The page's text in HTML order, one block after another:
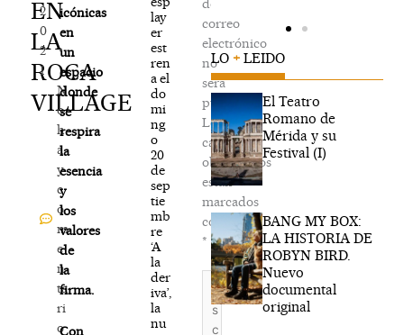
EN
LA
ROCA
VILLAGE
2
0
2
1
N
o
h
a
y
c
o
m
e
n
ta
ri
o
icónicas
en
un
espacio
donde
se
respira
la
esencia
y
los
valores
de
la
firma.
Con
lay
er
est
ren
a el
do
mi
ng
o
20
de
sep
tie
mb
re
‘A
la
der
iva’,
la
nu
de
correo
electrónico
no
será
publicada.
Los
campos
obligatorios
están
marcados
con
*
Escribe
aquí...
LO + LEIDO
El Teatro
Romano de
Mérida y su
Festival (I)
BANG MY BOX:
LA HISTORIA DE
ROBYN BIRD.
Nuevo
documental
original